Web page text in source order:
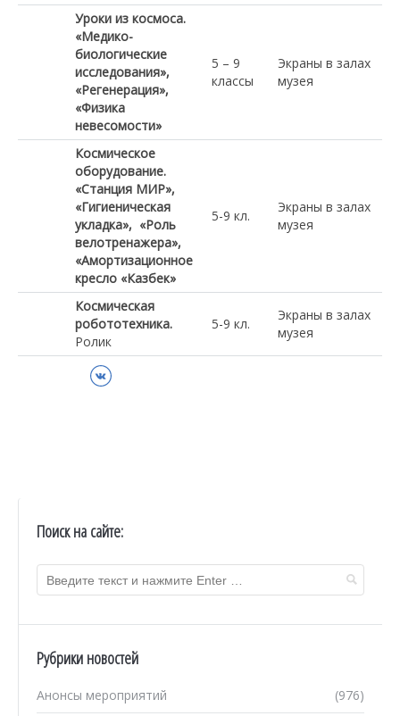
Уроки из космоса.
«Медико-
биологические
исследования»,
«Регенерация»,
«Физика
невесомости»
5 – 9
классы
Экраны в залах
музея
Космическое
оборудование.
«Станция МИР»,
«Гигиеническая
укладка», «Роль
велотренажера»,
«Амортизационное
кресло «Казбек»
5-9 кл.
Экраны в залах
музея
Космическая
робототехника.
Ролик
5-9 кл.
Экраны в залах
музея
ВКонтакте
Поиск на сайте:
Рубрики новостей
(976)
Анонсы мероприятий